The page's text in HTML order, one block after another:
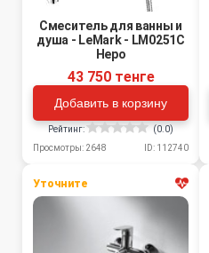
Смеситель для ванны и
душа - LeMark - LM0251C
Неро
43 750 тенге
Добавить в корзину
Рейтинг:
(0.0)
Просмотры: 2648
ID: 112740
Уточните